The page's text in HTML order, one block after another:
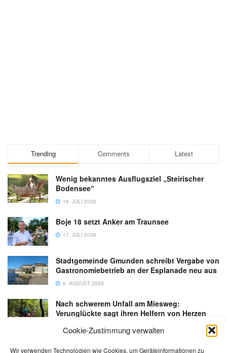
Cookie-Zustimmung verwalten
Wir verwenden Technologien wie Cookies, um Geräteinformationen zu
Trending Comments Latest
Wenig bekanntes Ausflugsziel „Steirischer
Bodensee“
16. JULI 2026
Boje 18 setzt Anker am Traunsee
17. JULI 2026
Stadtgemeinde Gmunden schreibt Vergabe von
Gastronomiebetrieb an der Esplanade neu aus
6. AUGUST 2026
Nach schwerem Unfall am Miesweg:
Verunglückte sagt ihren Helfern von Herzen